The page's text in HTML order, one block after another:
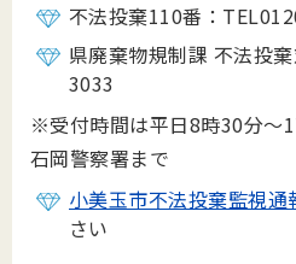
不法投棄110番：
県廃棄物規制課 不法投
3033
※受付時間は平日8時30分～
石岡警察署まで
小美玉市不法投棄監視通
さい